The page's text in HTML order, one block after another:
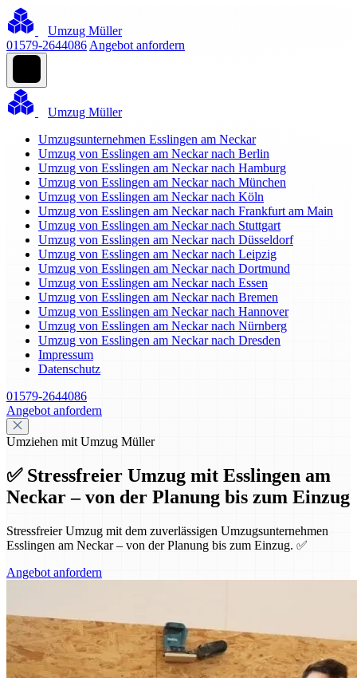
Umzug Müller
01579-2644086 Angebot anfordern
Umzug Müller
Umzugsunternehmen Esslingen am Neckar
Umzug von Esslingen am Neckar nach Berlin
Umzug von Esslingen am Neckar nach Hamburg
Umzug von Esslingen am Neckar nach München
Umzug von Esslingen am Neckar nach Köln
Umzug von Esslingen am Neckar nach Frankfurt am Main
Umzug von Esslingen am Neckar nach Stuttgart
Umzug von Esslingen am Neckar nach Düsseldorf
Umzug von Esslingen am Neckar nach Leipzig
Umzug von Esslingen am Neckar nach Dortmund
Umzug von Esslingen am Neckar nach Essen
Umzug von Esslingen am Neckar nach Bremen
Umzug von Esslingen am Neckar nach Hannover
Umzug von Esslingen am Neckar nach Nürnberg
Umzug von Esslingen am Neckar nach Dresden
Impressum
Datenschutz
01579-2644086
Angebot anfordern
Umziehen mit Umzug Müller
✅ Stressfreier Umzug mit Esslingen am
Neckar – von der Planung bis zum Einzug
Stressfreier Umzug mit dem zuverlässigen Umzugsunternehmen
Esslingen am Neckar – von der Planung bis zum Einzug. ✅
Angebot anfordern